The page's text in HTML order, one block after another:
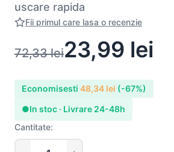
uscare rapida
Fii primul care lasa o recenzie
72,33lei23,99 lei
Economisesti 48,34 lei (-67%)
●In stoc · Livrare 24-48h
Cantitate: